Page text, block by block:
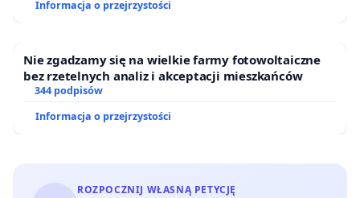
Informacja o przejrzystości
Nie zgadzamy się na wielkie farmy fotowoltaiczne
bez rzetelnych analiz i akceptacji mieszkańców
344 podpisów
Informacja o przejrzystości
ROZPOCZNIJ WŁASNĄ PETYCJĘ